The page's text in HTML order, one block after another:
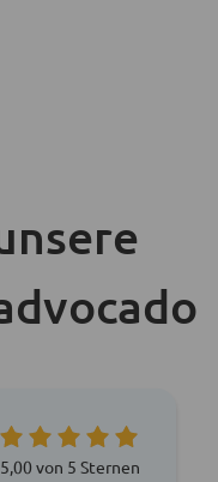
5,00 von 5 Sternen